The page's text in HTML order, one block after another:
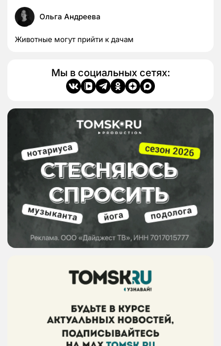
Ольга Андреева
Животные могут прийти к дачам
Мы в социальных сетях: